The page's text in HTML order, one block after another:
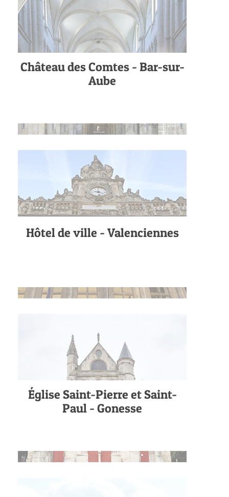
Château des Comtes - Bar-sur-
Aube
Hôtel de ville - Valenciennes
Église Saint-Pierre et Saint-
Paul - Gonesse